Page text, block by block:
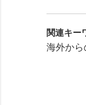
関連キー
海外か